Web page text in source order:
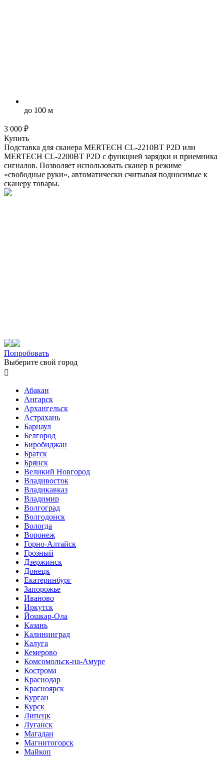
до 100 м
3 000 ₽
Купить
Подставка для сканера MERTECH CL-2210BT P2D или
MERTECH CL-2200BT P2D с функцией зарядки и приемника
сигналов. Позволяет использовать сканер в режиме
«свободные руки», автоматически считывая подносимые к
сканеру товары.
Попробовать
Выберите свой город

Абакан
Ангарск
Архангельск
Астрахань
Барнаул
Белгород
Биробиджан
Братск
Брянск
Великий Новгород
Владивосток
Владикавказ
Владимир
Волгоград
Волгодонск
Вологда
Воронеж
Горно-Алтайск
Грозный
Дзержинск
Донецк
Екатеринбург
Запорожье
Иваново
Иркутск
Йошкар-Ола
Казань
Калининград
Калуга
Кемерово
Комсомольск-на-Амуре
Кострома
Краснодар
Красноярск
Курган
Курск
Липецк
Луганск
Магадан
Магнитогорск
Майкоп